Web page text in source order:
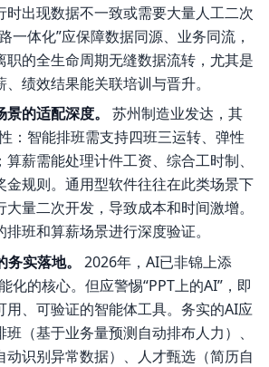
时出现数据不一致或需要大量人工二次
一体化”应保障数据同源、业务同流，
职的全生命周期无缝数据流转，尤其是
绩效结果能关联培训与晋升。
的适配深度。
苏州制造业发达，其
：智能排班需支持四班三运转、弹性
薪需能处理计件工资、综合工时制、
金规则。通用型软件往往在此类场景下
量二次开发，导致成本和时间激增。
班和算薪场景进行深度验证。
实落地。
2026年，AI已非锦上添
化的核心。但应警惕“PPT上的AI”，即
用、可验证的智能体工具。务实的AI应
（基于业务量预测自动排布人力）、
动识别异常数据）、人才甄选（简历自